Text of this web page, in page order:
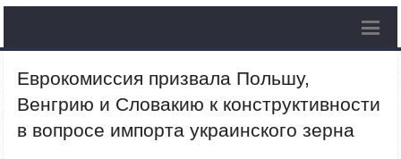
Еврокомиссия призвала Польшу,
Венгрию и Словакию к конструктивности
в вопросе импорта украинского зерна